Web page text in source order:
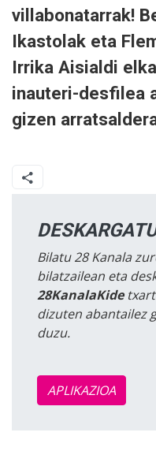
villabonatarrak!
Ikastolak eta
Irrika Aisialdi
inauteri-desfilea
gizen
Bilatu 28 Kanala
bilatzailean eta
28KanalaKide
dizuten abantailez
duzu.
APLIKAZIOA